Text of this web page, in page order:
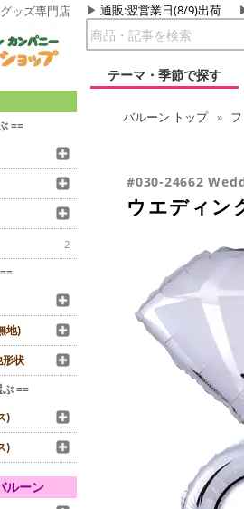
ッズ専門店 通販:翌営業日(8/9)出荷
テーマ・季節で探す
==
2
地)
状
==
)
)
ルーン
バルーン トップ
#030-24662
ウエディン